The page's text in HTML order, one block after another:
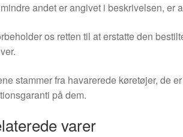
andet er angivet i beskrivelsen, er
os retten til at erstatte den
stammer fra havarerede køretøjer, de
på dem.
varer